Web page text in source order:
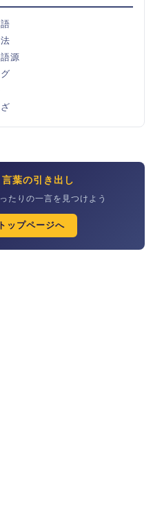
源
言葉の引き出し
たりの一言を見つけよう
トップページへ